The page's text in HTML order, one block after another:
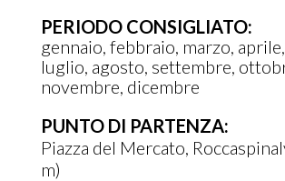
PERIODO CONSIGLIATO:
gennaio febbraio marzo aprile
luglio agosto settembre
novembre dicembre
PUNTO DI PARTENZA:
Piazza del Mercato,
m)